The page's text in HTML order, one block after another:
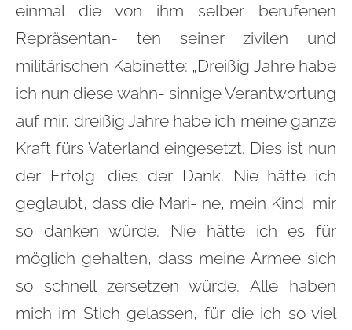
einmal die von ihm selber berufenen
Repräsentan- ten seiner zivilen und
militärischen Kabinette: „Dreißig Jahre habe
ich nun diese wahn- sinnige Verantwortung
auf mir, dreißig Jahre habe ich meine ganze
Kraft fürs Vaterland eingesetzt. Dies ist nun
der Erfolg, dies der Dank. Nie hätte ich
geglaubt, dass die Mari- ne, mein Kind, mir
so danken würde. Nie hätte ich es für
möglich gehalten, dass meine Armee sich
so schnell zersetzen würde. Alle haben
mich im Stich gelassen, für die ich so viel